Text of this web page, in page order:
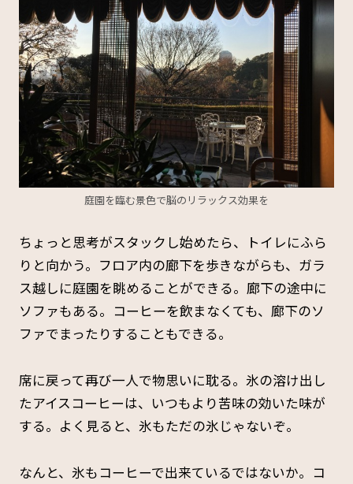
庭園を臨む景色で脳のリラックス効果を
ちょっと思考がスタックし始めたら、トイレにふら
りと向かう。フロア内の廊下を歩きながらも、ガラ
ス越しに庭園を眺めることができる。廊下の途中に
ソファもある。コーヒーを飲まなくても、廊下のソ
ファでまったりすることもできる。
席に戻って再び一人で物思いに耽る。氷の溶け出し
たアイスコーヒーは、いつもより苦味の効いた味が
する。よく見ると、氷もただの氷じゃないぞ。
なんと、氷もコーヒーで出来ているではないか。コ